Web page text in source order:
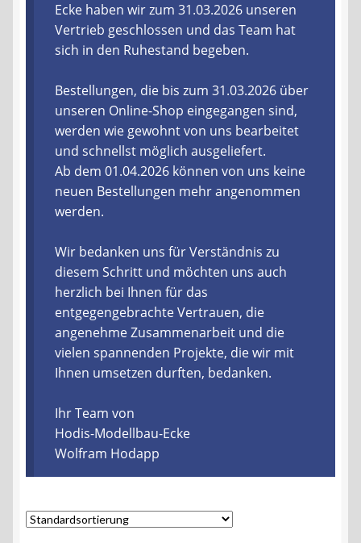
Ablauf einer Bestellung
Zahlungsarten
Lieferzeit & Verfügbarkeit
Gutschein
Batterien- und Akku Verordnung
Elektro- und Elektronikgeräte Verordnung
Öle- und Schmierstoff Verordnung
Vereine & Foren
Kontakt
Ecke haben wir zum 31.03.2026 unseren
Vertrieb geschlossen und das Team hat
sich in den Ruhestand begeben.
Bestellungen, die bis zum 31.03.2026 über
unseren Online-Shop eingegangen sind,
werden wie gewohnt von uns bearbeitet
und schnellst möglich ausgeliefert.
Ab dem 01.04.2026 können von uns keine
neuen Bestellungen mehr angenommen
werden.
Wir bedanken uns für Verständnis zu
diesem Schritt und möchten uns auch
herzlich bei Ihnen für das
entgegengebrachte Vertrauen, die
angenehme Zusammenarbeit und die
vielen spannenden Projekte, die wir mit
Ihnen umsetzen durften, bedanken.
Ihr Team von
Hodis-Modellbau-Ecke
Wolfram Hodapp